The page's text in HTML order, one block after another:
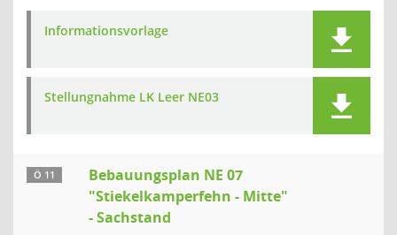
Informationsvorlage
Stellungnahme LK Leer NE03
Ö 11
Bebauungsplan NE 07
"Stiekelkamperfehn - Mitte"
- Sachstand